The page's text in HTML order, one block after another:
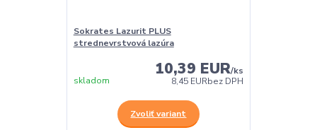
Sokrates Lazurit PLUS
strednevrstvová lazúra
10,39 EUR/ks
8,45 EURbez DPH
skladom
Zvoliť variant